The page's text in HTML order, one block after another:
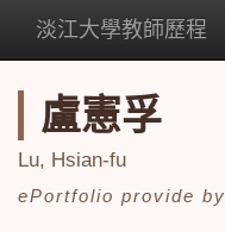
淡江大學教師歷程
盧憲孚
Lu, Hsian-fu
ePortfolio provide by